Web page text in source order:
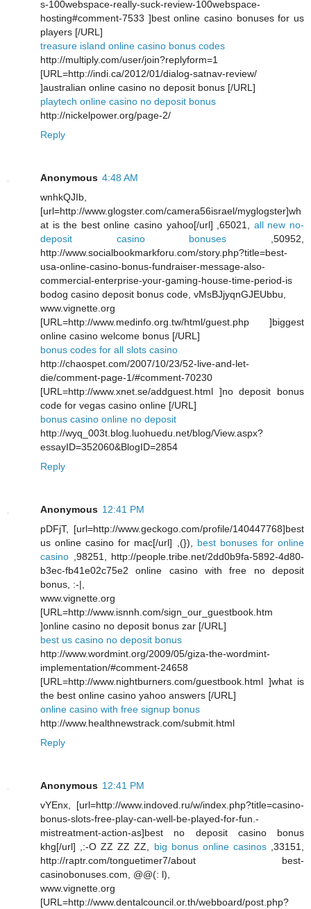
s-100webspace-really-suck-review-100webspace-
hosting#comment-7533 ]best online casino bonuses for us
players [/URL]
treasure island online casino bonus codes
http://multiply.com/user/join?replyform=1
[URL=http://indi.ca/2012/01/dialog-satnav-review/
]australian online casino no deposit bonus [/URL]
playtech online casino no deposit bonus
http://nickelpower.org/page-2/
Reply
Anonymous 4:48 AM
wnhkQJIb,
[url=http://www.glogster.com/camera56israel/myglogster]wh
at is the best online casino yahoo[/url] ,65021, all new no-
deposit casino bonuses ,50952,
http://www.socialbookmarkforu.com/story.php?title=best-
usa-online-casino-bonus-fundraiser-message-also-
commercial-enterprise-your-gaming-house-time-period-is
bodog casino deposit bonus code, vMsBJjyqnGJEUbbu,
www.vignette.org
[URL=http://www.medinfo.org.tw/html/guest.php ]biggest
online casino welcome bonus [/URL]
bonus codes for all slots casino
http://chaospet.com/2007/10/23/52-live-and-let-
die/comment-page-1/#comment-70230
[URL=http://www.xnet.se/addguest.html ]no deposit bonus
code for vegas casino online [/URL]
bonus casino online no deposit
http://wyq_003t.blog.luohuedu.net/blog/View.aspx?
essayID=352060&BlogID=2854
Reply
Anonymous 12:41 PM
pDFjT, [url=http://www.geckogo.com/profile/140447768]best
us online casino for mac[/url] ,(}), best bonuses for online
casino ,98251, http://people.tribe.net/2dd0b9fa-5892-4d80-
b3ec-fb41e02c75e2 online casino with free no deposit
bonus, :-|,
www.vignette.org
[URL=http://www.isnnh.com/sign_our_guestbook.htm
]online casino no deposit bonus zar [/URL]
best us casino no deposit bonus
http://www.wordmint.org/2009/05/giza-the-wordmint-
implementation/#comment-24658
[URL=http://www.nightburners.com/guestbook.html ]what is
the best online casino yahoo answers [/URL]
online casino with free signup bonus
http://www.healthnewstrack.com/submit.html
Reply
Anonymous 12:41 PM
vYEnx, [url=http://www.indoved.ru/w/index.php?title=casino-
bonus-slots-free-play-can-well-be-played-for-fun.-
mistreatment-action-as]best no deposit casino bonus
khg[/url] ,:-O ZZ ZZ ZZ, big bonus online casinos,33151,
http://raptr.com/tonguetimer7/about best-
casinobonuses.com, @@(: l),
www.vignette.org
[URL=http://www.dentalcouncil.or.th/webboard/post.php?